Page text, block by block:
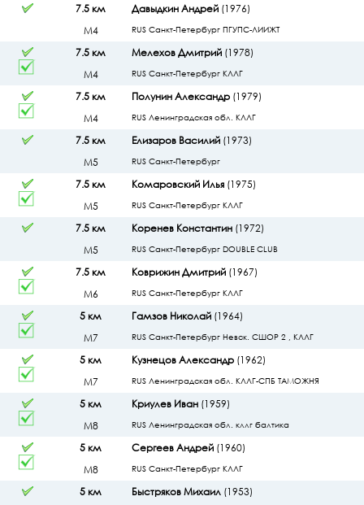
7.5 км
М4
Давыдкин Андрей(1976)
RUS Санкт-Петербург ПГУПС-ЛИИЖТ
7.5 км
М4
Мелехов Дмитрий(1978)
RUS Санкт-Петербург КЛЛГ
7.5 км
М4
Полунин Александр(1979)
RUS Ленинградская обл. КЛЛГ
7.5 км
М5
Елизаров Василий(1973)
RUS Санкт-Петербург
7.5 км
М5
Комаровский Илья(1975)
RUS Санкт-Петербург КЛЛГ
7.5 км
М5
Коренев Константин(1972)
RUS Санкт-Петербург DOUBLE CLUB
7.5 км
М6
Коврижин Дмитрий(1967)
RUS Санкт-Петербург КЛЛГ
5 км
М7
Гамзов Николай(1964)
RUS Санкт-Петербург Невск. СШОР 2 , КЛЛГ
5 км
М7
Кузнецов Александр(1962)
RUS Ленинградская обл. КЛЛГ-СПБ ТАМОЖНЯ
5 км
М8
Криулев Иван(1959)
RUS Ленинградская обл. кллг балтика
5 км
М8
Сергеев Андрей(1960)
RUS Санкт-Петербург КЛЛГ
5 км
Быстряков Михаил(1953)